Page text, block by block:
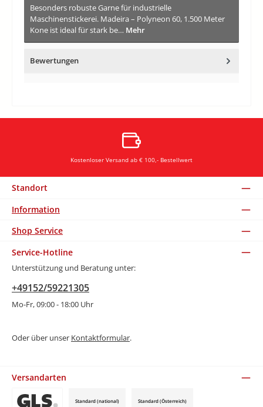
Besonders robuste Garne für industrielle
Maschinenstickerei. Madeira – Polyneon 60, 1.500 Meter
Kone ist ideal für stark be… Mehr
Bewertungen
Kostenloser Versand ab € 100,- Bestellwert
Standort
Information
Shop Service
Service-Hotline
Unterstützung und Beratung unter:
+49152/59221305
Mo-Fr, 09:00 - 18:00 Uhr
Oder über unser Kontaktformular.
Versandarten
Standard (national) Standard (Österreich)